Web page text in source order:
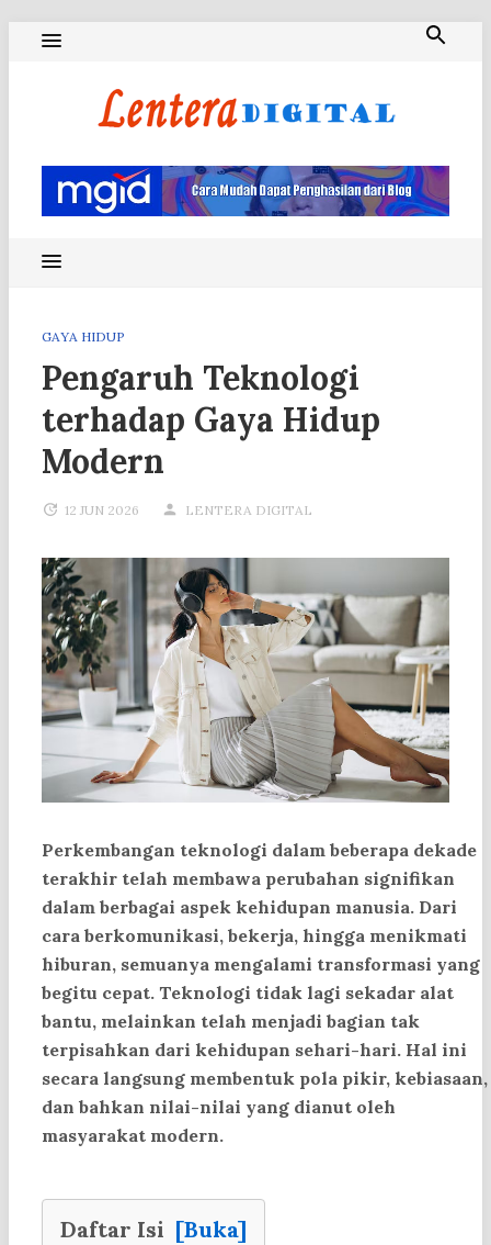
GAYA HIDUP
Pengaruh Teknologi
terhadap Gaya Hidup
Modern
12 JUN 2026 LENTERA DIGITAL
Perkembangan teknologi dalam beberapa dekade
terakhir telah membawa perubahan signifikan
dalam berbagai aspek kehidupan manusia. Dari
cara berkomunikasi, bekerja, hingga menikmati
hiburan, semuanya mengalami transformasi yang
begitu cepat. Teknologi tidak lagi sekadar alat
bantu, melainkan telah menjadi bagian tak
terpisahkan dari kehidupan sehari-hari. Hal ini
secara langsung membentuk pola pikir, kebiasaan,
dan bahkan nilai-nilai yang dianut oleh
masyarakat modern.
Daftar Isi [Buka]